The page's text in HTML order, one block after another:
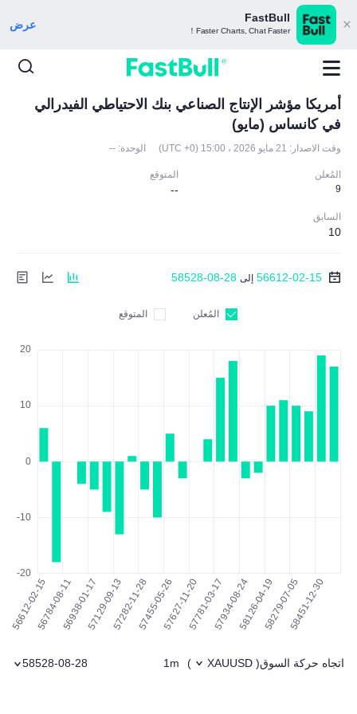
FastBull
Faster Charts, Chat Faster！ عرض
أمريكا مؤشر الإنتاج الصناعي بنك الاحتياطي الفيدرالي
في كانساس (مايو)
وقت الاصدار: 21 مايو 2026 ، 15:00 (UTC +0) الوحدة: --
المُعلن
9
المتوقع
--
السابق
10
56612-02-15 إلى 58528-08-28
المُعلن المتوقع
اتجاه حركة السوق(
XAUUSD
)
1m
58528-08-28